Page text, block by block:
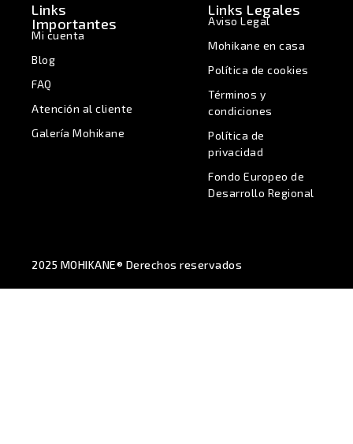
Links
Importantes
Mi cuenta
Blog
FAQ
Atención al cliente
Galería Mohikane
Links Legales
Aviso Legal
Mohikane en casa
Política de cookies
Términos y
condiciones
Política de
privacidad
Fondo Europeo de
Desarrollo Regional
2025 MOHIKANE® Derechos reservados